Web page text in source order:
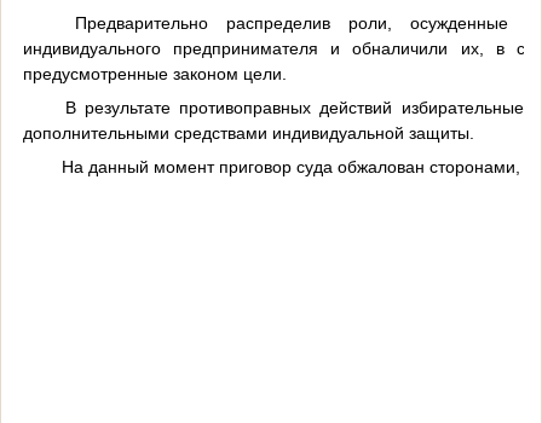
Предварительно распределив роли, осужденные
индивидуального предпринимателя и обналичили их, в
предусмотренные законом цели.
В результате противоправных действий
дополнительными средствами индивидуальной защиты.
На данный момент приговор суда обжалован сторонами,